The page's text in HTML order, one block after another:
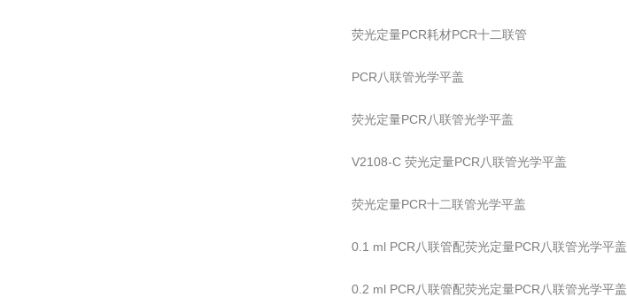
荧光定量PCR耗材PCR十二联管
PCR八联管光学平盖
荧光定量PCR八联管光学平盖
V2108-C 荧光定量PCR八联管光学平盖
荧光定量PCR十二联管光学平盖
0.1 ml PCR八联管配荧光定量PCR八联管光学平盖
0.2 ml PCR八联管配荧光定量PCR八联管光学平盖